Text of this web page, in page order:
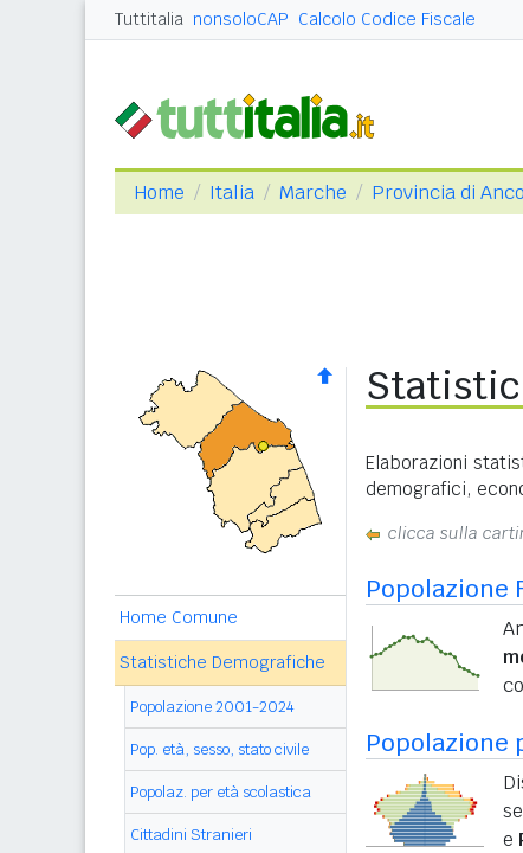
Tuttitalia nonsoloCAP Calcolo Codice Fiscale
Home Italia Marche Provincia di
Home Comune
Statistiche Demografiche
Popolazione 2001-2024
Pop. età, sesso, stato civile
Popolaz. per età scolastica
Cittadini Stranieri
Elaborazioni
demografici,
clicca sulla
Popolazione
Popolazione
e